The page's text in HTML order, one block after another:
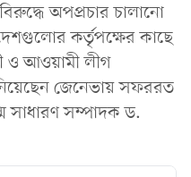
অপপ্রচার চালানো
দেশগুলোর কর্তৃপক্ষের কাছে
ও আওয়ামী লীগ
জেনেভায় সফররত
সাধারণ সম্পাদক ড.